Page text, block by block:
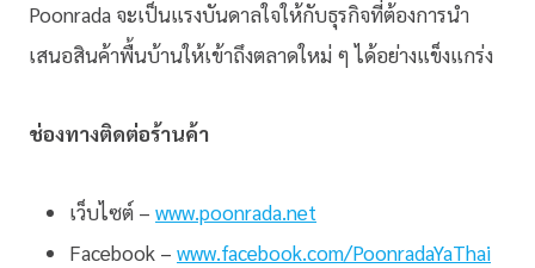
Poonrada จะเป็นแรงบันดาลใจให้กับธุรกิจที่ต้องการนำ
เสนอสินค้าพื้นบ้านให้เข้าถึงตลาดใหม่ ๆ ได้อย่างแข็งแกร่ง
ช่องทางติดต่อร้านค้า
เว็บไซต์ – www.poonrada.net
Facebook – www.facebook.com/PoonradaYaThai